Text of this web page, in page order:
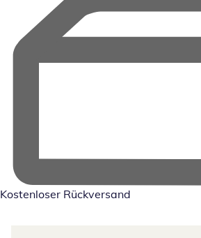
Kostenloser Rückversand